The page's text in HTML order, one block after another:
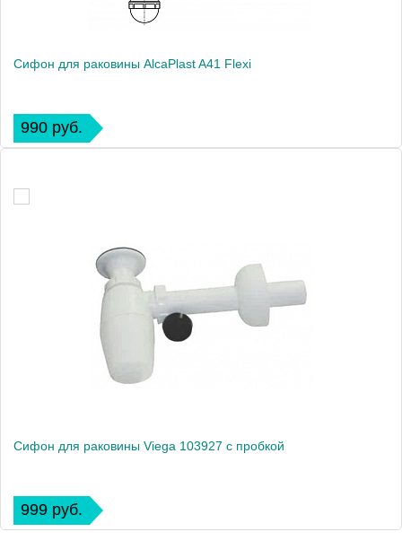
Сифон для раковины AlcaPlast A41 Flexi
990 руб.
Сифон для раковины Viega 103927 с пробкой
999 руб.